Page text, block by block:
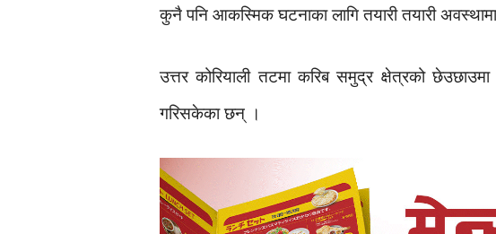
कुनै पनि आकस्मिक घटनाका लागि तयारी तयारी
उत्तर कोरियाली तटमा करिब समुद्र क्षेत्रको
गरिसकेका छन् ।